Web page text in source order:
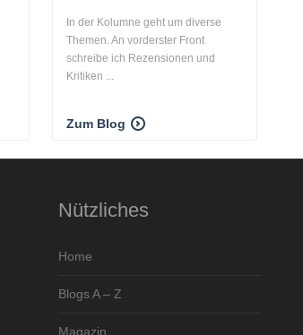
In der Kolumne geht um diverse
Themen. An vorderster Front
schreibe ich Rezensionen und
Kritiken ...
Zum Blog
Nützliches
Home
Blogs A – Z
Magazin